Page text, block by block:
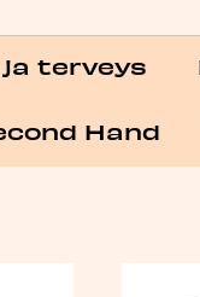
ja terveys
Hand